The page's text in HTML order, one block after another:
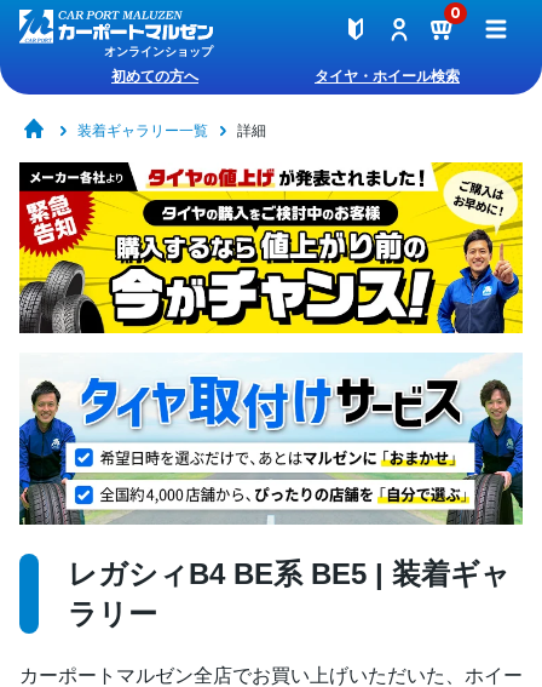
オンラインショップ
0
初めての方へ タイヤ・ホイール検索
装着ギャラリー一覧 詳細
レガシィB4 BE系 BE5 | 装着ギャ
ラリー
カーポートマルゼン全店でお買い上げいただいた、ホイー